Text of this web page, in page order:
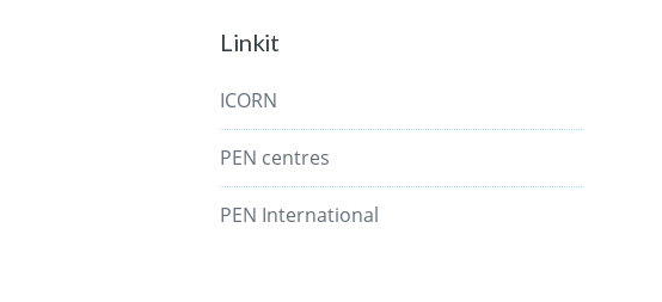
Linkit
ICORN
PEN centres
PEN International